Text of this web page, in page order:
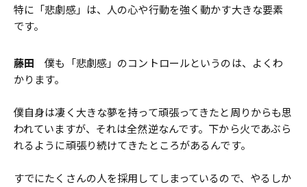
特に「悲劇感」は、人の心や行動を強く動かす大きな要素
です。
藤田 僕も「悲劇感」のコントロールというのは、よくわ
かります。
僕自身は凄く大きな夢を持って頑張ってきたと周りからも思
われていますが、それは全然逆なんです。下から火であぶら
れるように頑張り続けてきたところがあるんです。
すでにたくさんの人を採用してしまっているので、やるしか